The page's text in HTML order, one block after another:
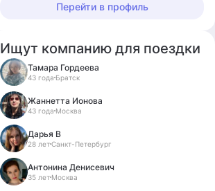
Перейти в профиль
Ищут компанию для поездки
Тамара Гордеева
43 года Братск
Жаннетта Ионова
43 года Москва
Дарья В
28 летСанкт-Петербург
Антонина Денисевич
35 лет Москва